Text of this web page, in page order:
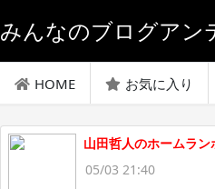
みんなのブログアン
HOME お気に入り
山田哲人のホームラ
05/03 21:40